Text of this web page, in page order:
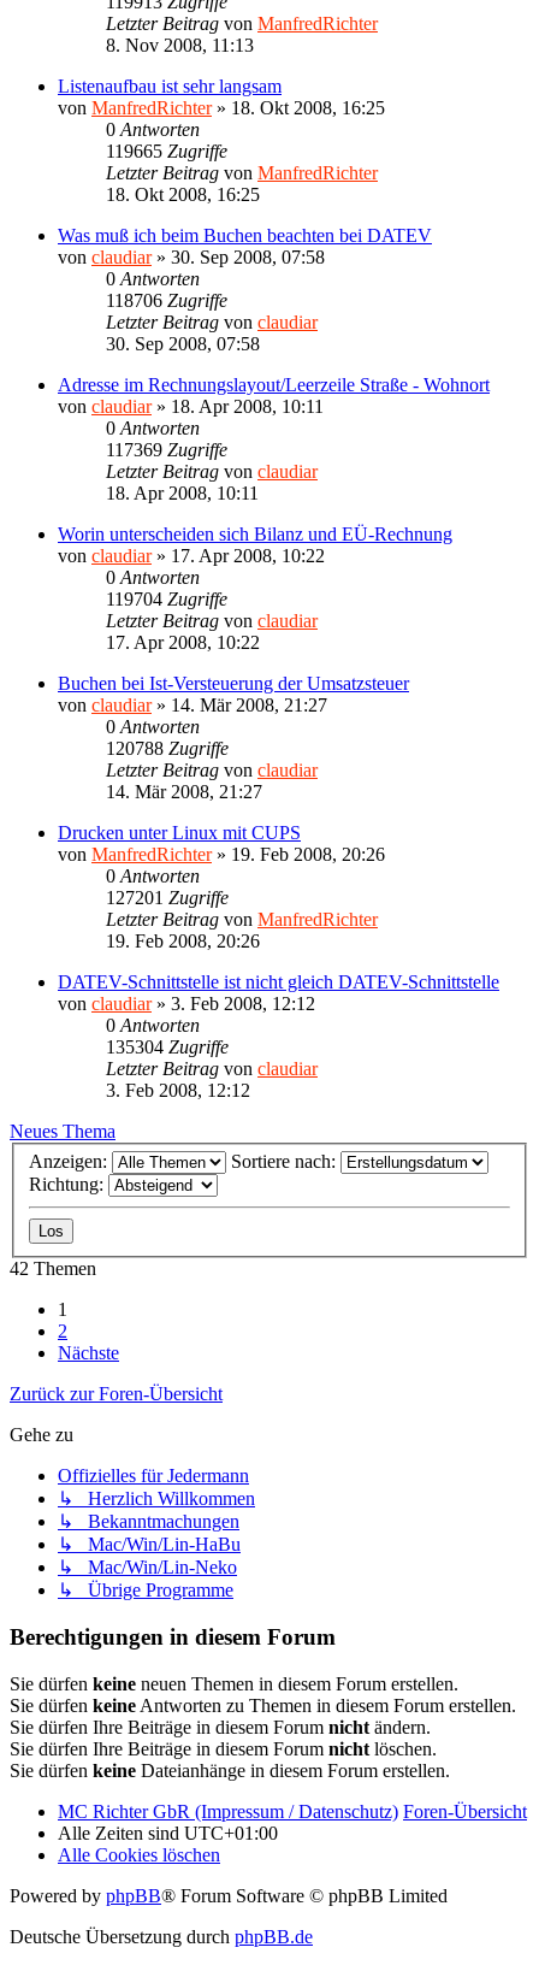
Letzter Beitrag von ManfredRichter
8. Nov 2008, 11:13
Listenaufbau ist sehr langsam
von ManfredRichter» 18. Okt 2008, 16:25
0 Antworten
119665 Zugriffe
Letzter Beitrag von ManfredRichter
18. Okt 2008, 16:25
Was muß ich beim Buchen beachten bei DATEV
von claudiar» 30. Sep 2008, 07:58
0 Antworten
118706 Zugriffe
Letzter Beitrag von claudiar
30. Sep 2008, 07:58
Adresse im Rechnungslayout/Leerzeile Straße - Wohnort
von claudiar» 18. Apr 2008, 10:11
0 Antworten
117369 Zugriffe
Letzter Beitrag von claudiar
18. Apr 2008, 10:11
Worin unterscheiden sich Bilanz und EÜ-Rechnung
von claudiar» 17. Apr 2008, 10:22
0 Antworten
119704 Zugriffe
Letzter Beitrag von claudiar
17. Apr 2008, 10:22
Buchen bei Ist-Versteuerung der Umsatzsteuer
von claudiar» 14. Mär 2008, 21:27
0 Antworten
120788 Zugriffe
Letzter Beitrag von claudiar
14. Mär 2008, 21:27
Drucken unter Linux mit CUPS
von ManfredRichter» 19. Feb 2008, 20:26
0 Antworten
127201 Zugriffe
Letzter Beitrag von ManfredRichter
19. Feb 2008, 20:26
DATEV-Schnittstelle ist nicht gleich DATEV-Schnittstelle
von claudiar» 3. Feb 2008, 12:12
0 Antworten
135304 Zugriffe
Letzter Beitrag von claudiar
3. Feb 2008, 12:12
Neues Thema
Anzeigen:
Sortiere nach:
Richtung:
42 Themen
1
2
Nächste
Zurück zur Foren-Übersicht
Gehe zu
Offizielles für Jedermann
↳ Herzlich Willkommen
↳ Bekanntmachungen
↳ Mac/Win/Lin-HaBu
↳ Mac/Win/Lin-Neko
↳ Übrige Programme
Berechtigungen in diesem Forum
Sie dürfen keine neuen Themen in diesem Forum erstellen.
Sie dürfen keine Antworten zu Themen in diesem Forum erstellen.
Sie dürfen Ihre Beiträge in diesem Forum nicht ändern.
Sie dürfen Ihre Beiträge in diesem Forum nicht löschen.
Sie dürfen keine Dateianhänge in diesem Forum erstellen.
MC Richter GbR (Impressum / Datenschutz) Foren-Übersicht
Alle Zeiten sind UTC+01:00
Alle Cookies löschen
Powered by phpBB® Forum Software © phpBB Limited
Deutsche Übersetzung durch phpBB.de